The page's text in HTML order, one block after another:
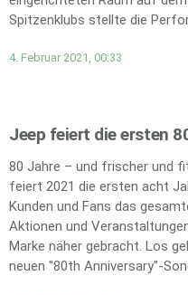
Spitzenklubs stellte die
4. Februar 2021, 00:33
Jeep feiert die ersten
80 Jahre – und frischer und
feiert 2021 die ersten acht
Kunden und Fans das
Aktionen und
Marke näher gebracht. Los
neuen "80th Anniversary"-